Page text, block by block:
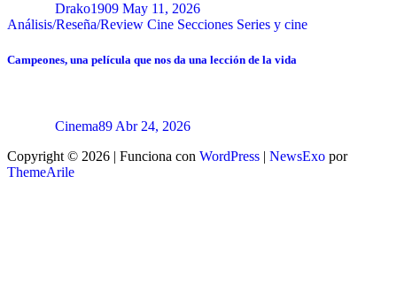
Drako1909 May 11, 2026
Análisis/Reseña/Review Cine Secciones Series y cine
Campeones, una película que nos da una lección de la vida
Cinema89 Abr 24, 2026
Copyright © 2026 | Funciona con WordPress | NewsExo por
ThemeArile